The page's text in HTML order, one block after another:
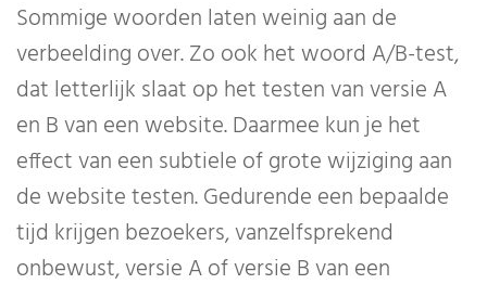
Sommige woorden laten weinig aan de
verbeelding over. Zo ook het woord A/B-test,
dat letterlijk slaat op het testen van versie A
en B van een website. Daarmee kun je het
effect van een subtiele of grote wijziging aan
de website testen. Gedurende een bepaalde
tijd krijgen bezoekers, vanzelfsprekend
onbewust, versie A of versie B van een